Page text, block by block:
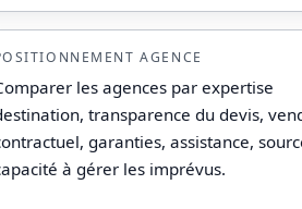
AGENCE
les agences par expertise
transparence du devis,
garanties, assistance,
à gérer les imprévus.